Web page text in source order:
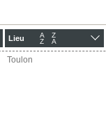
A
Z
Z
A
Lieu
Toulon